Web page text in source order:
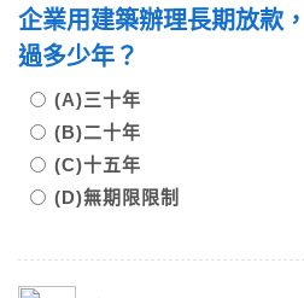
企業用建築辦理長期放款
過多少年？
(A)三十年
(B)二十年
(C)十五年
(D)無期限限制